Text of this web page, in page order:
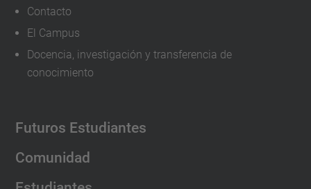
Contacto
El Campus
Docencia, investigación y transferencia de
conocimiento
Futuros Estudiantes
Comunidad